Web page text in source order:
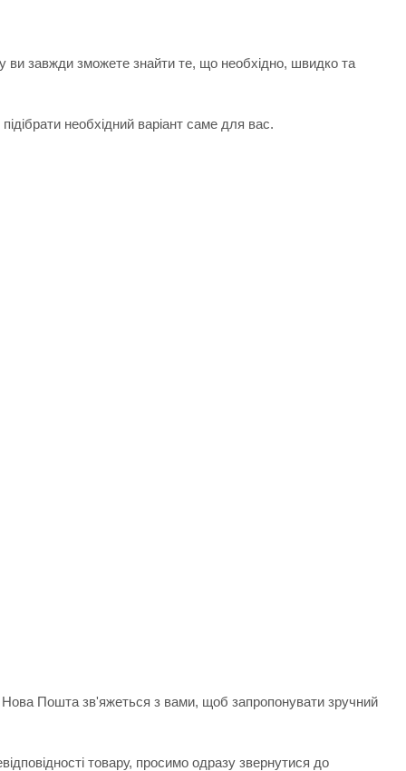
ви завжди зможете знайти те, що необхідно, швидко та
необхідний варіант саме для вас.
Пошта зв'яжеться з вами, щоб запропонувати зручний
товару, просимо одразу звернутися до